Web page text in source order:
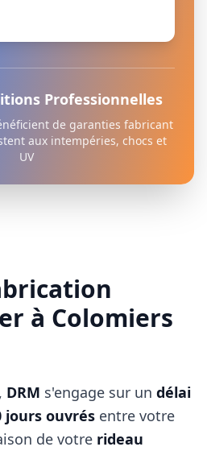
Professionnelles
de garanties fabricant
aux intempéries, chocs et
UV
à Colomiers
, DRM s'engage sur un délai
jours ouvrés entre votre
de votre rideau